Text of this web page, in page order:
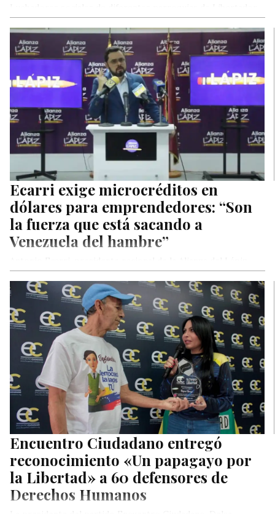
tomaron las puertas de Corpoelec en protesta ante una
posible ejecución de un…
Ecarri exige microcréditos en
dólares para emprendedores: “Son
la fuerza que está sacando a
Venezuela del hambre”
hizo pública una serie de exigencias en materia económica al
presidente…
Encuentro Ciudadano entregó
reconocimiento «Un papagayo por
la Libertad» a 60 defensores de
Derechos Humanos